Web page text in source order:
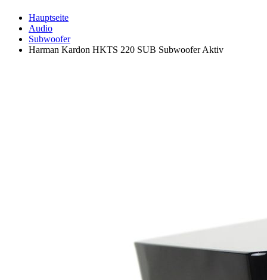
Hauptseite
Audio
Subwoofer
Harman Kardon HKTS 220 SUB Subwoofer Aktiv